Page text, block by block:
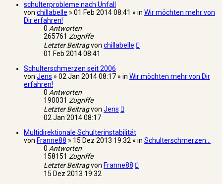
schulterprobleme nach Unfall
von chillabelle » 01 Feb 2014 08:41 » in Wir möchten mehr von
Dir erfahren!
0 Antworten
265761 Zugriffe
Letzter Beitragvon chillabelle
01 Feb 2014 08:41
Schulterschmerzen seit 2006
von Jens » 02 Jan 2014 08:17 » in Wir möchten mehr von Dir
erfahren!
0 Antworten
190031 Zugriffe
Letzter Beitragvon Jens
02 Jan 2014 08:17
Multidirektionale Schulterinstabilität
von Franne88 » 15 Dez 2013 19:32 » in Schulterschmerzen...
0 Antworten
158151 Zugriffe
Letzter Beitragvon Franne88
15 Dez 2013 19:32